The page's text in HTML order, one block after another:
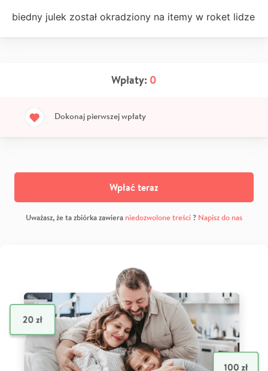
biedny julek został okradziony na itemy w roket lidze
Wpłaty: 0
Dokonaj pierwszej wpłaty
Wpłać teraz
Uważasz, że ta zbiórka zawiera niedozwolone treści? Napisz do nas